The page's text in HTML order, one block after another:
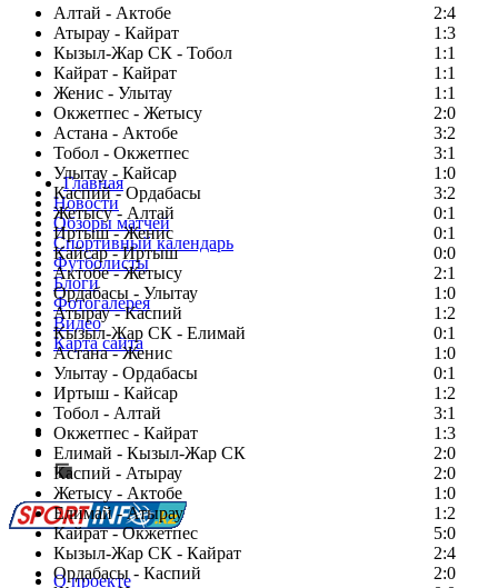
Алтай - Актобе
2:4
Атырау - Кайрат
1:3
Кызыл-Жар СК - Тобол
1:1
Кайрат - Кайрат
1:1
Женис - Улытау
1:1
Окжетпес - Жетысу
2:0
Астана - Актобе
3:2
Тобол - Окжетпес
3:1
Улытау - Кайсар
1:0
Каспий - Ордабасы
3:2
Жетысу - Алтай
0:1
Иртыш - Женис
0:1
Кайсар - Иртыш
0:0
Актобе - Жетысу
2:1
Ордабасы - Улытау
1:0
Атырау - Каспий
1:2
Кызыл-Жар СК - Елимай
0:1
Астана - Женис
1:0
Улытау - Ордабасы
0:1
Иртыш - Кайсар
1:2
Тобол - Алтай
3:1
Окжетпес - Кайрат
1:3
Елимай - Кызыл-Жар СК
2:0
Каспий - Атырау
2:0
Жетысу - Актобе
1:0
Елимай - Атырау
1:2
Кайрат - Окжетпес
5:0
Кызыл-Жар СК - Кайрат
2:4
Ордабасы - Каспий
2:0
Главная
Новости
Обзоры матчей
Спортивный календарь
Футболисты
Блоги
Фотогалерея
Видео
Карта сайта
Есть идея?
Сообщить о мероприятии
Перейти на старый сайт
О проекте